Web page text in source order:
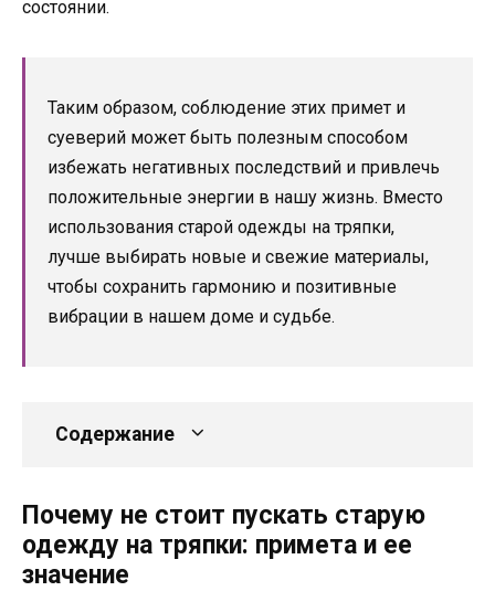
состоянии.
Таким образом, соблюдение этих примет и
суеверий может быть полезным способом
избежать негативных последствий и привлечь
положительные энергии в нашу жизнь. Вместо
использования старой одежды на тряпки,
лучше выбирать новые и свежие материалы,
чтобы сохранить гармонию и позитивные
вибрации в нашем доме и судьбе.
Содержание
Почему не стоит пускать старую
одежду на тряпки: примета и ее
значение